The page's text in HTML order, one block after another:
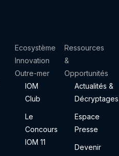
Ecosystème
Innovation
Outre-mer
IOM
Club
Le
Concours
IOM 11
Ressources
&
Opportunités
Actualités &
Décryptages
Espace
Presse
Devenir